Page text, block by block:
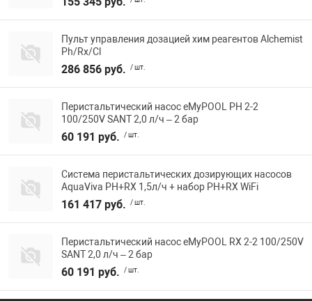
Пульт управления дозацией хим реагентов Alchemist
Ph/Rx/Cl
286 856 руб. / шт.
Перистальтический насос eMyPOOL PH 2-2
100/250V SANT 2,0 л/ч – 2 бар
60 191 руб. / шт.
Система перистальтических дозирующих насосов
AquaViva PH+RX 1,5л/ч + набор PH+RX WiFi
161 417 руб. / шт.
Перистальтический насос eMyPOOL RX 2-2 100/250V
SANT 2,0 л/ч – 2 бар
60 191 руб. / шт.